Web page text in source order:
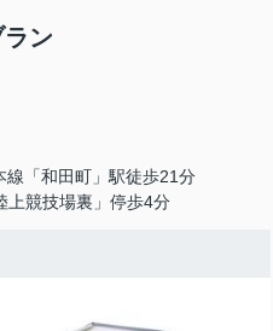
ン
線「和田町」駅徒歩21分
上競技場裏」停歩4分